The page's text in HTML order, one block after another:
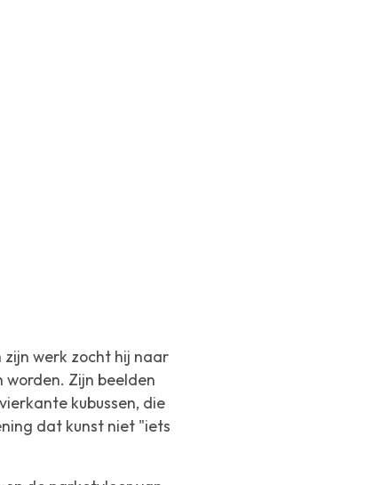
zijn werk zocht hij naar
Zijn beelden
kubussen, die
dat kunst niet "iets